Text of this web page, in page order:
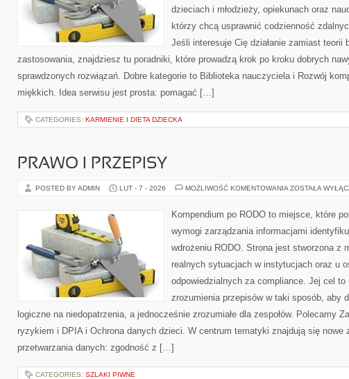
dzieciach i młodzieży, opiekunach oraz
którzy chcą usprawnić codzienność
Jeśli interesuje Cię działanie zamiast teorii
zastosowania, znajdziesz tu poradniki, które prowadzą krok po kroku dobrych
sprawdzonych rozwiązań. Dobre kategorie to Biblioteka nauczyciela i Rozwój
miękkich. Idea serwisu jest prosta: pomagać […]
CATEGORIES: KARMIENIE I DIETA DZIECKA
PRAWO I PRZEPISY
POSTED BY ADMIN LUT - 7 - 2026 MOŻLIWOŚĆ KOMENTOWANIA PRAWO
ZOSTAŁA
Kompendium po RODO to miejsce, które
wymogi zarządzania informacjami
wdrożeniu RODO. Strona jest stworzona z
realnych sytuacjach w instytucjach oraz u
odpowiedzialnych za compliance. Jej cel to
zrozumienia przepisów w taki sposób, aby
logiczne na niedopatrzenia, a jednocześnie zrozumiałe dla zespołów. Polecamy
ryzykiem i DPIA i Ochrona danych dzieci. W centrum tematyki znajdują się nowe
przetwarzania danych: zgodność z […]
CATEGORIES: SZLAKI PIWNE